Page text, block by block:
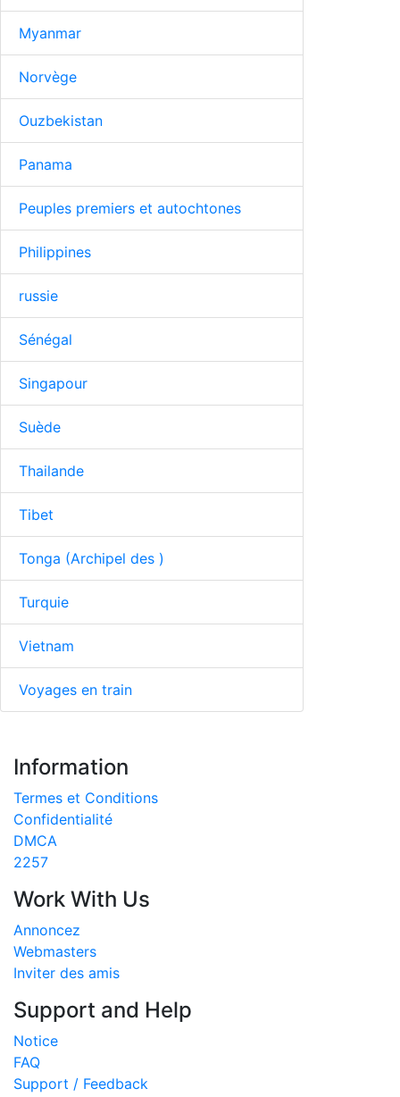
Myanmar
Norvège
Ouzbekistan
Panama
Peuples premiers et autochtones
Philippines
russie
Sénégal
Singapour
Suède
Thailande
Tibet
Tonga (Archipel des )
Turquie
Vietnam
Voyages en train
Information
Termes et Conditions
Confidentialité
DMCA
2257
Work With Us
Annoncez
Webmasters
Inviter des amis
Support and Help
Notice
FAQ
Support / Feedback